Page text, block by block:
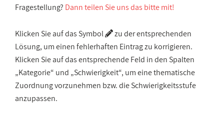
Fragestellung? Dann teilen Sie uns das bitte mit!
Klicken Sie auf das Symbol
zu der entsprechenden
Lösung, um einen fehlerhaften Eintrag zu korrigieren.
Klicken Sie auf das entsprechende Feld in den Spalten
„Kategorie“ und „Schwierigkeit“, um eine thematische
Zuordnung vorzunehmen bzw. die Schwierigkeitsstufe
anzupassen.